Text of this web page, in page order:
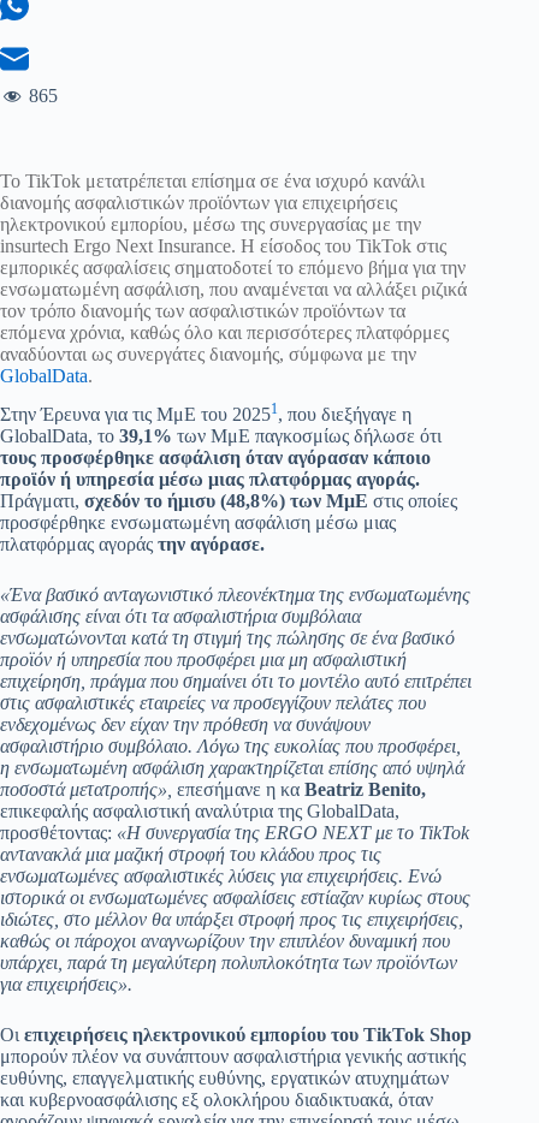
865
Το TikTok μετατρέπεται επίσημα σε ένα ισχυρό κανάλι
διανομής ασφαλιστικών προϊόντων για επιχειρήσεις
ηλεκτρονικού εμπορίου, μέσω της συνεργασίας με την
insurtech Ergo Next Insurance. Η είσοδος του TikTok στις
εμπορικές ασφαλίσεις σηματοδοτεί το επόμενο βήμα για την
ενσωματωμένη ασφάλιση, που αναμένεται να αλλάξει ριζικά
τον τρόπο διανομής των ασφαλιστικών προϊόντων τα
επόμενα χρόνια, καθώς όλο και περισσότερες πλατφόρμες
αναδύονται ως συνεργάτες διανομής, σύμφωνα με την
GlobalData.
Στην Έρευνα για τις ΜμΕ του 20251, που διεξήγαγε η
GlobalData, το 39,1% των ΜμΕ παγκοσμίως δήλωσε ότι
τους προσφέρθηκε ασφάλιση όταν αγόρασαν κάποιο
προϊόν ή υπηρεσία μέσω μιας πλατφόρμας αγοράς.
Πράγματι, σχεδόν το ήμισυ (48,8%) των ΜμΕ στις οποίες
προσφέρθηκε ενσωματωμένη ασφάλιση μέσω μιας
πλατφόρμας αγοράς την αγόρασε.
«Ένα βασικό ανταγωνιστικό πλεονέκτημα της ενσωματωμένης
ασφάλισης είναι ότι τα ασφαλιστήρια συμβόλαια
ενσωματώνονται κατά τη στιγμή της πώλησης σε ένα βασικό
προϊόν ή υπηρεσία που προσφέρει μια μη ασφαλιστική
επιχείρηση, πράγμα που σημαίνει ότι το μοντέλο αυτό επιτρέπει
στις ασφαλιστικές εταιρείες να προσεγγίζουν πελάτες που
ενδεχομένως δεν είχαν την πρόθεση να συνάψουν
ασφαλιστήριο συμβόλαιο. Λόγω της ευκολίας που προσφέρει,
η ενσωματωμένη ασφάλιση χαρακτηρίζεται επίσης από υψηλά
ποσοστά μετατροπής», επεσήμανε η κα Beatriz Benito,
επικεφαλής ασφαλιστική αναλύτρια της GlobalData,
προσθέτοντας: «Η συνεργασία της ERGO NEXT με το TikTok
αντανακλά μια μαζική στροφή του κλάδου προς τις
ενσωματωμένες ασφαλιστικές λύσεις για επιχειρήσεις. Ενώ
ιστορικά οι ενσωματωμένες ασφαλίσεις εστίαζαν κυρίως στους
ιδιώτες, στο μέλλον θα υπάρξει στροφή προς τις επιχειρήσεις,
καθώς οι πάροχοι αναγνωρίζουν την επιπλέον δυναμική που
υπάρχει, παρά τη μεγαλύτερη πολυπλοκότητα των προϊόντων
για επιχειρήσεις».
Οι επιχειρήσεις ηλεκτρονικού εμπορίου του TikTok Shop
μπορούν πλέον να συνάπτουν ασφαλιστήρια γενικής αστικής
ευθύνης, επαγγελματικής ευθύνης, εργατικών ατυχημάτων
και κυβερνοασφάλισης εξ ολοκλήρου διαδικτυακά, όταν